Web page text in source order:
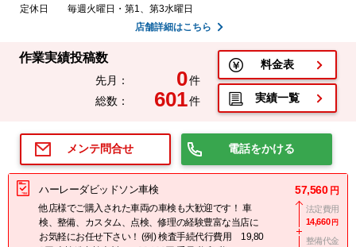
定休日
毎週火曜日・第1、第3水曜日
店舗詳細はこちら
作業実績投稿数
先月： 0件
総数：
601件
料金表
実績一覧
メンテ問合せ 電話をかける
ハーレーダビッドソン車検
他店様でご購入された車両の車検も大歓迎です！ 車
検、整備、カスタム、点検、修理の経験豊富な当店に
お気軽にお任せ下さい！ (例) 検査手続代行費用 19,80
57,560 円
法定費用
14,660 円
整備代金